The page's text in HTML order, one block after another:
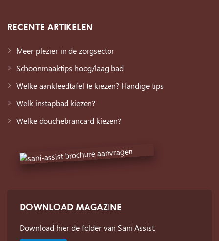
RECENTE ARTIKELEN
Meer plezier in de zorgsector
Schoonmaaktips hoog/laag bad
Welke aankleedtafel te kiezen? Handige tips
Welk instapbad kiezen?
Welke douchebrancard kiezen?
DOWNLOAD MAGAZINE
Download hier de folder van Sani Assist.